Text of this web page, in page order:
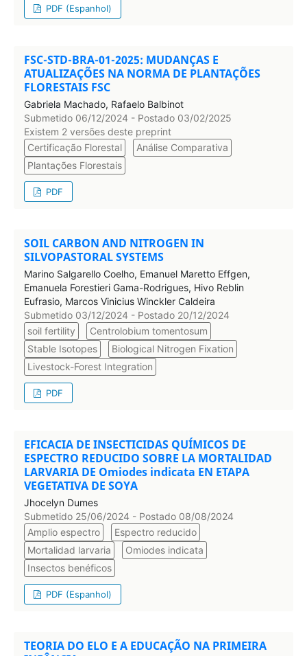
PDF (Espanhol)
FSC-STD-BRA-01-2025: MUDANÇAS E
ATUALIZAÇÕES NA NORMA DE PLANTAÇÕES
FLORESTAIS FSC
Gabriela Machado, Rafaelo Balbinot
Submetido 06/12/2024 - Postado 03/02/2025
Existem 2 versões deste preprint
Certificação Florestal
Análise Comparativa
Plantações Florestais
PDF
SOIL CARBON AND NITROGEN IN
SILVOPASTORAL SYSTEMS
Marino Salgarello Coelho, Emanuel Maretto Effgen,
Emanuela Forestieri Gama-Rodrigues, Hivo Reblin
Eufrasio, Marcos Vinicius Winckler Caldeira
Submetido 03/12/2024 - Postado 20/12/2024
soil fertility
Centrolobium tomentosum
Stable Isotopes
Biological Nitrogen Fixation
Livestock-Forest Integration
PDF
EFICACIA DE INSECTICIDAS QUÍMICOS DE
ESPECTRO REDUCIDO SOBRE LA MORTALIDAD
LARVARIA DE Omiodes indicata EN ETAPA
VEGETATIVA DE SOYA
Jhocelyn Dumes
Submetido 25/06/2024 - Postado 08/08/2024
Amplio espectro
Espectro reducido
Mortalidad larvaria
Omiodes indicata
Insectos benéficos
PDF (Espanhol)
TEORIA DO ELO E A EDUCAÇÃO NA PRIMEIRA